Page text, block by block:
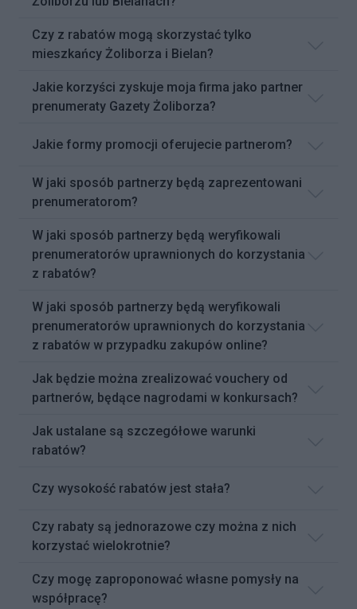
Czy z rabatów mogą skorzystać tylko
mieszkańcy Żoliborza i Bielan?
Jakie korzyści zyskuje moja firma jako partner
prenumeraty Gazety Żoliborza?
Jakie formy promocji oferujecie partnerom?
W jaki sposób partnerzy będą zaprezentowani
prenumeratorom?
W jaki sposób partnerzy będą weryfikowali
prenumeratorów uprawnionych do korzystania
z rabatów?
W jaki sposób partnerzy będą weryfikowali
prenumeratorów uprawnionych do korzystania
z rabatów w przypadku zakupów online?
Jak będzie można zrealizować vouchery od
partnerów, będące nagrodami w konkursach?
Jak ustalane są szczegółowe warunki
rabatów?
Czy wysokość rabatów jest stała?
Czy rabaty są jednorazowe czy można z nich
korzystać wielokrotnie?
Czy mogę zaproponować własne pomysły na
współpracę?